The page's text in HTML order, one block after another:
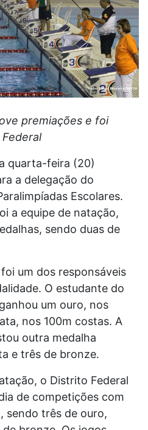
premiações e foi
quarta-feira (20)
a delegação do
Escolares.
a equipe de natação,
sendo duas de
um dos responsáveis
O estudante do
um ouro, nos
nos 100m costas. A
outra medalha
e três de bronze.
o Distrito Federal
de competições com
sendo três de ouro,